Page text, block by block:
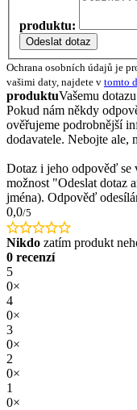
produktu:
Odeslat dotaz
Ochrana osobních údajů je
vašimi daty, najdete v tomto
produktuVašemu
Pokud nám někdy
ověřujeme podrobnější
dodavatele. Nebojte ale,
Dotaz i jeho odpověď
možnost "Odeslat dotaz
jména). Odpověď
0,0/5
Nikdo zatím produkt
0 recenzí
5
0×
4
0×
3
0×
2
0×
1
0×